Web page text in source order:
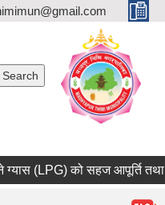
ग्यास (LPG) को सहज आपूर्ति तथा